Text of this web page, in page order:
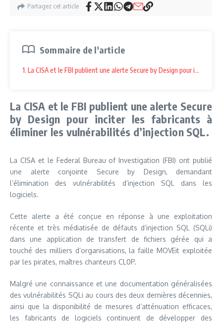
Partagez cet article
Sommaire de l'article
1. La CISA et le FBI publient une alerte Secure by Design pour inciter
La CISA et le FBI publient une alerte Secure
by Design pour inciter les fabricants à
éliminer les vulnérabilités d’injection SQL.
La CISA et le Federal Bureau of Investigation (FBI) ont publié
une alerte conjointe Secure by Design, demandant
l’élimination des vulnérabilités d’injection SQL dans les
logiciels.
Cette alerte a été conçue en réponse à une exploitation
récente et très médiatisée de défauts d’injection SQL (SQLi)
dans une application de transfert de fichiers gérée qui a
touché des milliers d’organisations, la faille MOVEit exploitée
par les pirates, maîtres chanteurs CL0P.
Malgré une connaissance et une documentation généralisées
des vulnérabilités SQLi au cours des deux dernières décennies,
ainsi que la disponibilité de mesures d’atténuation efficaces,
les fabricants de logiciels continuent de développer des